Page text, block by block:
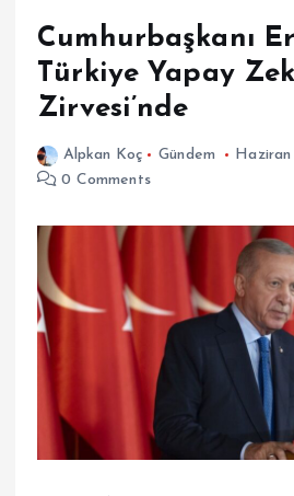
Cumhurbaşkanı
Türkiye Yapay
Zirvesi’nde
Alpkan Koç Gündem
Haziran
0 Comments